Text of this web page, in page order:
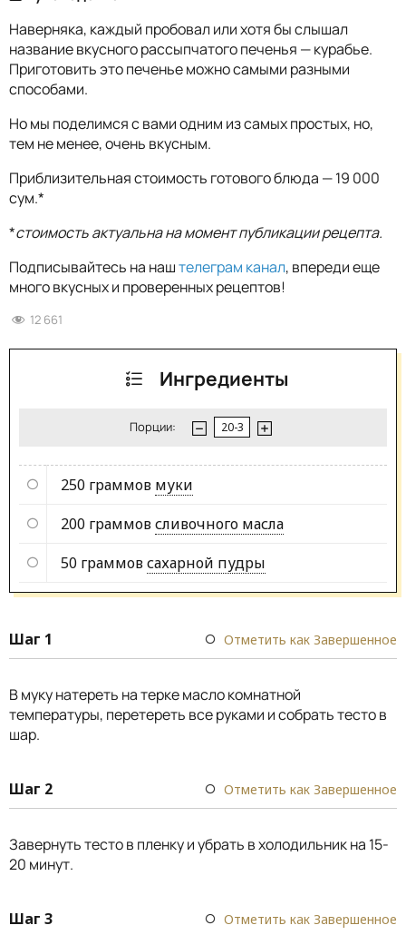
Наверняка, каждый пробовал или хотя бы слышал
название вкусного рассыпчатого печенья — курабье.
Приготовить это печенье можно самыми разными
способами.
Но мы поделимся с вами одним из самых простых, но,
тем не менее, очень вкусным.
Приблизительная стоимость готового блюда — 19 000
сум.*
*стоимость актуальна на момент публикации рецепта.
Подписывайтесь на наштелеграм канал, впереди еще
много вкусных и проверенных рецептов!
12 661
Ингредиенты
Порции:
250 граммов муки
200 граммовсливочного масла
50 граммовсахарной пудры
Шаг 1 Отметить как Завершенное
В муку натереть на терке масло комнатной
температуры, перетереть все руками и собрать тесто в
шар.
Шаг 2 Отметить как Завершенное
Завернуть тесто в пленку и убрать в холодильник на 15-
20 минут.
Шаг 3 Отметить как Завершенное